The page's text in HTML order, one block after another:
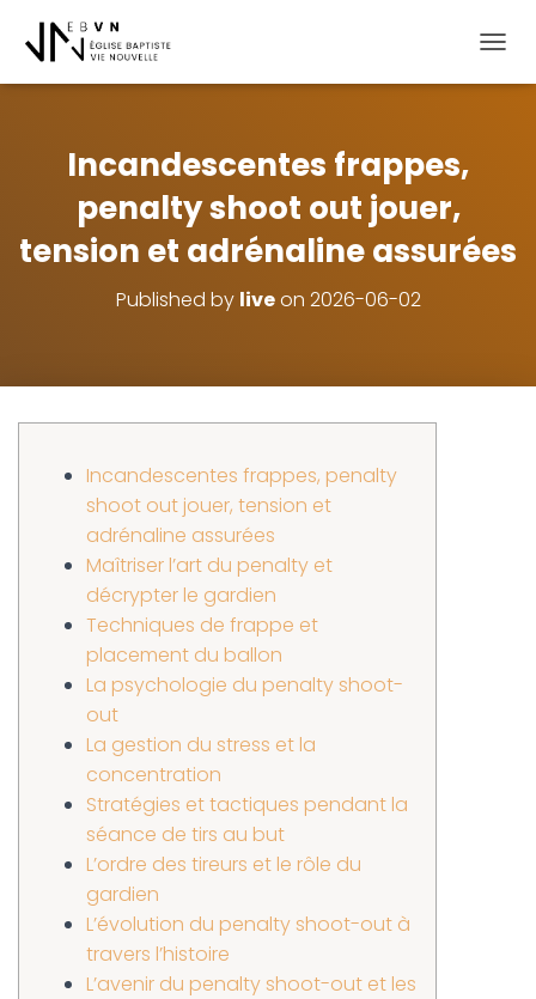
Incandescentes frappes,
penalty shoot out jouer,
tension et adrénaline assurées
Published by liveon 2026-06-02
Incandescentes frappes, penalty
shoot out jouer, tension et
adrénaline assurées
Maîtriser l’art du penalty et
décrypter le gardien
Techniques de frappe et
placement du ballon
La psychologie du penalty shoot-
out
La gestion du stress et la
concentration
Stratégies et tactiques pendant la
séance de tirs au but
L’ordre des tireurs et le rôle du
gardien
L’évolution du penalty shoot-out à
travers l’histoire
L’avenir du penalty shoot-out et les